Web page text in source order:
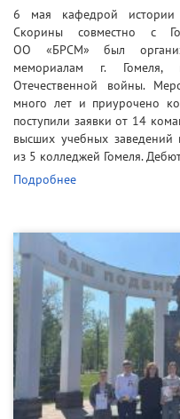
6 мая кафедрой истории
Скорины совместно с
ОО «БРСМ» был
мемориалам г. Гомеля,
Отечественной войны.
много лет и приурочено
поступили заявки от 14
высших учебных заведений
из 5 колледжей Гомеля.
Подробнее